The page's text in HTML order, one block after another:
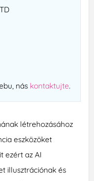
nás kontaktujte.
létrehozásához
eszközöket
ezért az AI
illusztrációnak és